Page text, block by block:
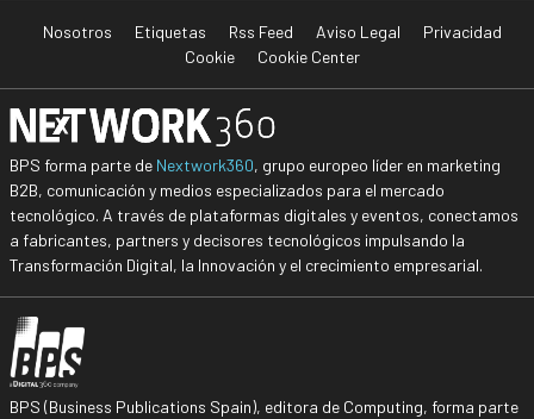
Nosotros Etiquetas Rss Feed Aviso Legal
Privacidad
Cookie
Cookie Center
BPS forma parte de Nextwork360, grupo europeo líder en marketing
B2B, comunicación y medios especializados para el mercado
tecnológico. A través de plataformas digitales y eventos, conectamos
a fabricantes, partners y decisores tecnológicos impulsando la
Transformación Digital, la Innovación y el crecimiento empresarial.
BPS (Business Publications Spain), editora de Computing, forma parte